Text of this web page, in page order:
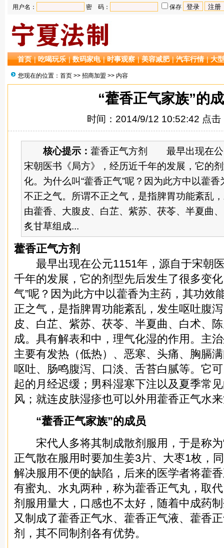
用户名： 密 码： 保存
首页 |吃喝玩乐 |数码家电 |时事观察 |美容减肥 |汽车行情 |大
您现在的位置： 首页 >> 招商加盟 >> 内容
“藿香正气家族”的
时间：2014/9/12 10:52:42 点击
核心提示： 藿香正气方剂 最早出现在公
宋朝医书《局方》，经历近千年的发展，它的
化。为什么叫“藿香正气”呢？因为此方中以藿
不正之气。所谓不正之气，是指脾胃功能紊乱
由藿香、大腹皮、白芷、紫苏、茯苓、半夏曲
炙甘草组成...
藿香正气方剂
最早出现在公元1151年，源自于宋朝
千年的发展，它的剂型先后发生了很多变
气”呢？因为此方中以藿香为主药，其功效
正之气，是指脾胃功能紊乱，发生呕吐腹
皮、白芷、紫苏、茯苓、半夏曲、白术、
成。具有解表和中，理气化湿的作用。主
主要有发热（低热）、恶寒、头痛、胸膈
呕吐、肠鸣腹泻、口淡、舌苔白腻等。它
起的月经迟缓；男科湿寒下注以及夏季常
风；就连皮肤湿疹也可以外用藿香正气水
“藿香正气家族”的成员
宋代人多将其制成散剂服用，于是称为
正气散在服用时要加生姜3片、大枣1枚，
解决服用不便的缺陷，后来的医学者将藿
有蜜丸、水丸两种，称为藿香正气丸，取
剂服用量大，口感也不太好，随着中成药
又制成了藿香正气水、藿香正气液、藿香
剂，其不同制剂各有优势。